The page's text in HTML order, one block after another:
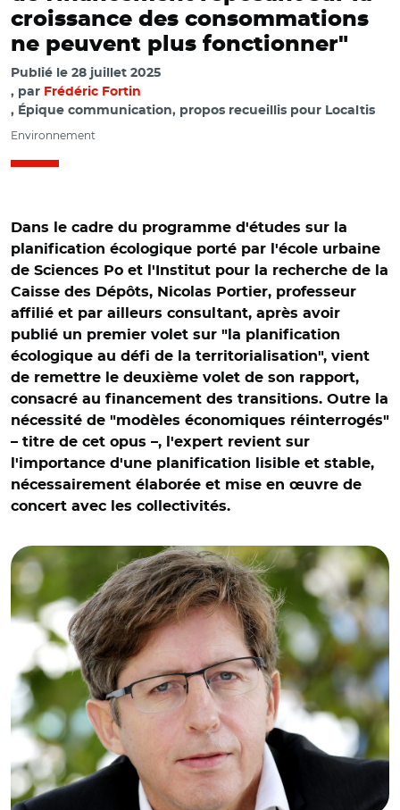
croissance des consommations
ne peuvent plus fonctionner"
Publié le 28 juillet 2025
par Frédéric Fortin
, Épique communication, propos recueillis pour Localtis
Environnement
Dans le cadre du programme d'études sur la
planification écologique porté par l'école urbaine
de Sciences Po et l'Institut pour la recherche de la
Caisse des Dépôts, Nicolas Portier, professeur
affilié et par ailleurs consultant, après avoir
publié un premier volet sur "la planification
écologique au défi de la territorialisation", vient
de remettre le deuxième volet de son rapport,
consacré au financement des transitions. Outre la
nécessité de "modèles économiques réinterrogés"
– titre de cet opus –, l'expert revient sur
l'importance d'une planification lisible et stable,
nécessairement élaborée et mise en œuvre de
concert avec les collectivités.